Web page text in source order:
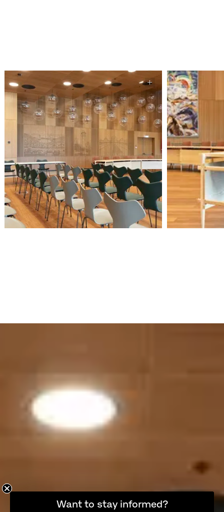
想随时了解最新资讯吗？
Want to stay informed?